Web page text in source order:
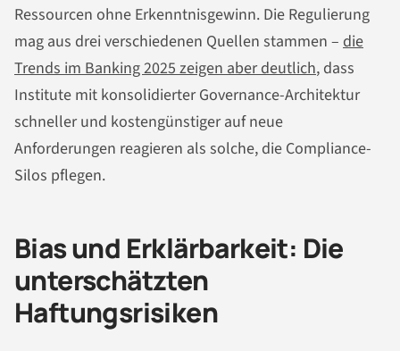
Ressourcen ohne Erkenntnisgewinn. Die Regulierung
mag aus drei verschiedenen Quellen stammen – die
Trends im Banking 2025 zeigen aber deutlich, dass
Institute mit konsolidierter Governance-Architektur
schneller und kostengünstiger auf neue
Anforderungen reagieren als solche, die Compliance-
Silos pflegen.
Bias und Erklärbarkeit: Die
unterschätzten
Haftungsrisiken